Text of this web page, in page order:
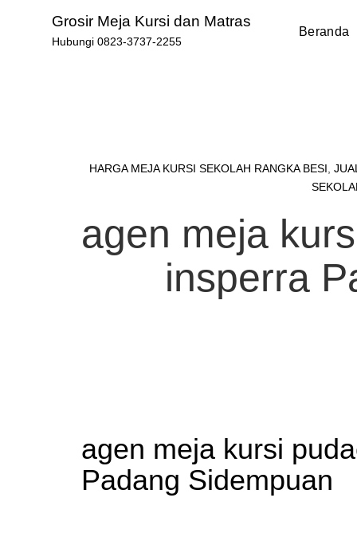
Grosir Meja Kursi dan Matras
Hubungi 0823-3737-2255
Beranda
HARGA MEJA KURSI SEKOLAH RANGKA BESI ,
agen meja
insperra
agen meja kursi
Padang Sidempuan